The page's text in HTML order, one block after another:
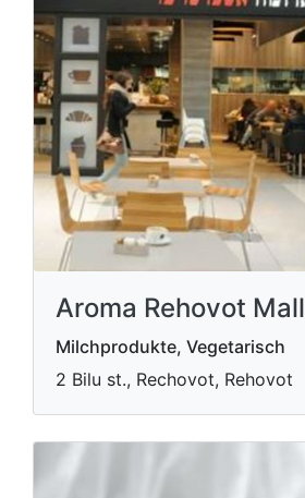
Aroma Rehovot Mall
Milchprodukte, Vegetarisch
2 Bilu st., Rechovot, Rehovot